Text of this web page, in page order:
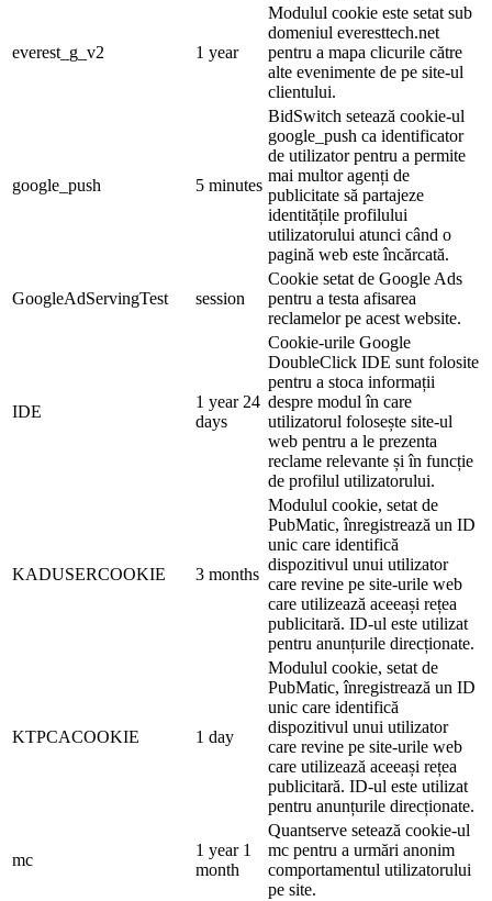
everest_g_v2 1 year
Modulul cookie este setat sub
domeniul everesttech.net
pentru a mapa clicurile către
alte evenimente de pe site-ul
clientului.
google_push 5 minutes
BidSwitch setează cookie-ul
google_push ca identificator
de utilizator pentru a permite
mai multor agenți de
publicitate să partajeze
identitățile profilului
utilizatorului atunci când o
pagină web este încărcată.
GoogleAdServingTest session
Cookie setat de Google Ads
pentru a testa afisarea
reclamelor pe acest website.
IDE
1 year 24
days
Cookie-urile Google
DoubleClick IDE sunt folosite
pentru a stoca informații
despre modul în care
utilizatorul folosește site-ul
web pentru a le prezenta
reclame relevante și în funcție
de profilul utilizatorului.
KADUSERCOOKIE 3 months
Modulul cookie, setat de
PubMatic, înregistrează un ID
unic care identifică
dispozitivul unui utilizator
care revine pe site-urile web
care utilizează aceeași rețea
publicitară. ID-ul este utilizat
pentru anunțurile direcționate.
KTPCACOOKIE 1 day
Modulul cookie, setat de
PubMatic, înregistrează un ID
unic care identifică
dispozitivul unui utilizator
care revine pe site-urile web
care utilizează aceeași rețea
publicitară. ID-ul este utilizat
pentru anunțurile direcționate.
mc
1 year 1
month
Quantserve setează cookie-ul
mc pentru a urmări anonim
comportamentul utilizatorului
pe site.